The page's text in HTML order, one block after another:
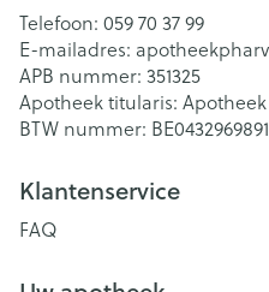
Telefoon: 059 70 37 99
E-mailadres:
APB nummer: 351325
Apotheek titularis:
BTW nummer: BE0432969891
Klantenservice
FAQ